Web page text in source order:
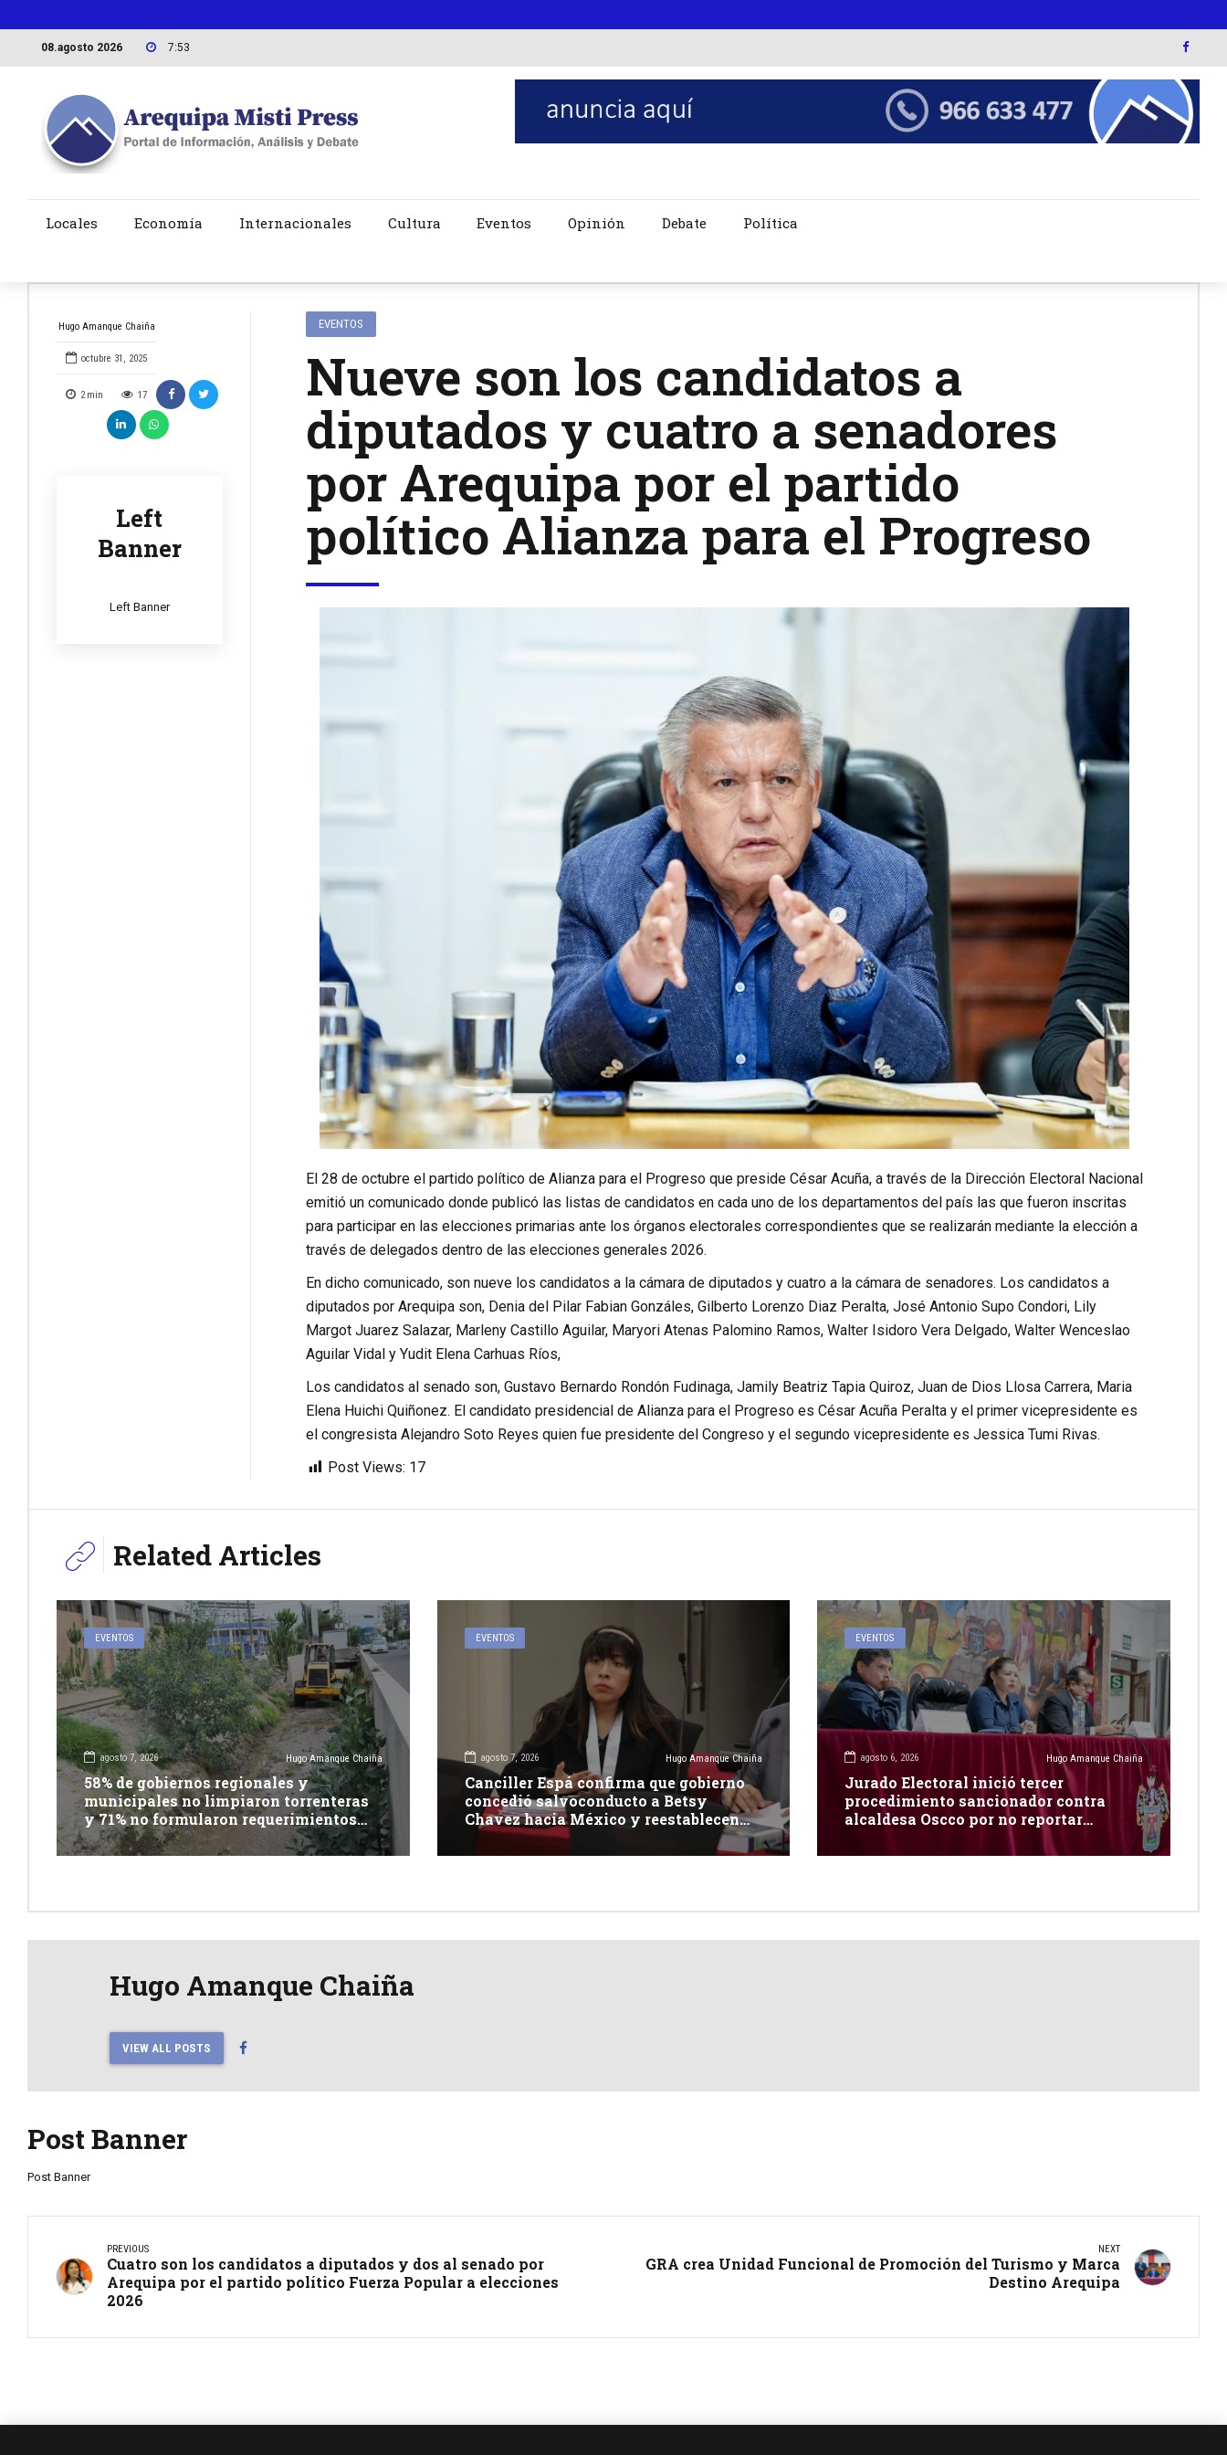
08.agosto 2026 7:53
Locales Economía Internacionales Cultura Eventos Opinión Debate Política
Hugo Amanque Chaiña
octubre 31, 2025
2 min 17
Left
Banner
Left Banner
EVENTOS
Nueve son los candidatos a
diputados y cuatro a senadores
por Arequipa por el partido
político Alianza para el Progreso
El 28 de octubre el partido político de Alianza para el Progreso que preside César Acuña, a través de la Dirección Electoral Nacional
emitió un comunicado donde publicó las listas de candidatos en cada uno de los departamentos del país las que fueron inscritas
para participar en las elecciones primarias ante los órganos electorales correspondientes que se realizarán mediante la elección a
través de delegados dentro de las elecciones generales 2026.
En dicho comunicado, son nueve los candidatos a la cámara de diputados y cuatro a la cámara de senadores. Los candidatos a
diputados por Arequipa son, Denia del Pilar Fabian Gonzáles, Gilberto Lorenzo Diaz Peralta, José Antonio Supo Condori, Lily
Margot Juarez Salazar, Marleny Castillo Aguilar, Maryori Atenas Palomino Ramos, Walter Isidoro Vera Delgado, Walter Wenceslao
Aguilar Vidal y Yudit Elena Carhuas Ríos,
Los candidatos al senado son, Gustavo Bernardo Rondón Fudinaga, Jamily Beatriz Tapia Quiroz, Juan de Dios Llosa Carrera, Maria
Elena Huichi Quiñonez. El candidato presidencial de Alianza para el Progreso es César Acuña Peralta y el primer vicepresidente es
el congresista Alejandro Soto Reyes quien fue presidente del Congreso y el segundo vicepresidente es Jessica Tumi Rivas.
Post Views: 17
Related Articles
EVENTOS
agosto 7, 2026 Hugo Amanque Chaiña
58% de gobiernos regionales y
municipales no limpiaron torrenteras
y 71% no formularon requerimientos
presupuestales afirma informe de
Contraloría
EVENTOS
agosto 7, 2026 Hugo Amanque Chaiña
Canciller Espá confirma que gobierno
concedió salvoconducto a Betsy
Chavez hacia México y reestablecen
relaciones con dicho país
EVENTOS
agosto 6, 2026 Hugo Amanque Chaiña
Jurado Electoral inició tercer
procedimiento sancionador contra
alcaldesa Oscco por no reportar
Hugo Amanque Chaiña
VIEW ALL POSTS
Post Banner
Post Banner
PREVIOUS
Cuatro son los candidatos a diputados y dos al senado por
Arequipa por el partido político Fuerza Popular a elecciones
2026
NEXT
GRA crea Unidad Funcional de Promoción del Turismo y Marca
Destino Arequipa